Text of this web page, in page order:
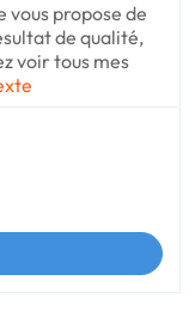
vous propose de
de qualité,
voir tous mes